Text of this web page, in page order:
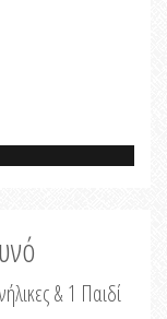
& 1 Παιδί